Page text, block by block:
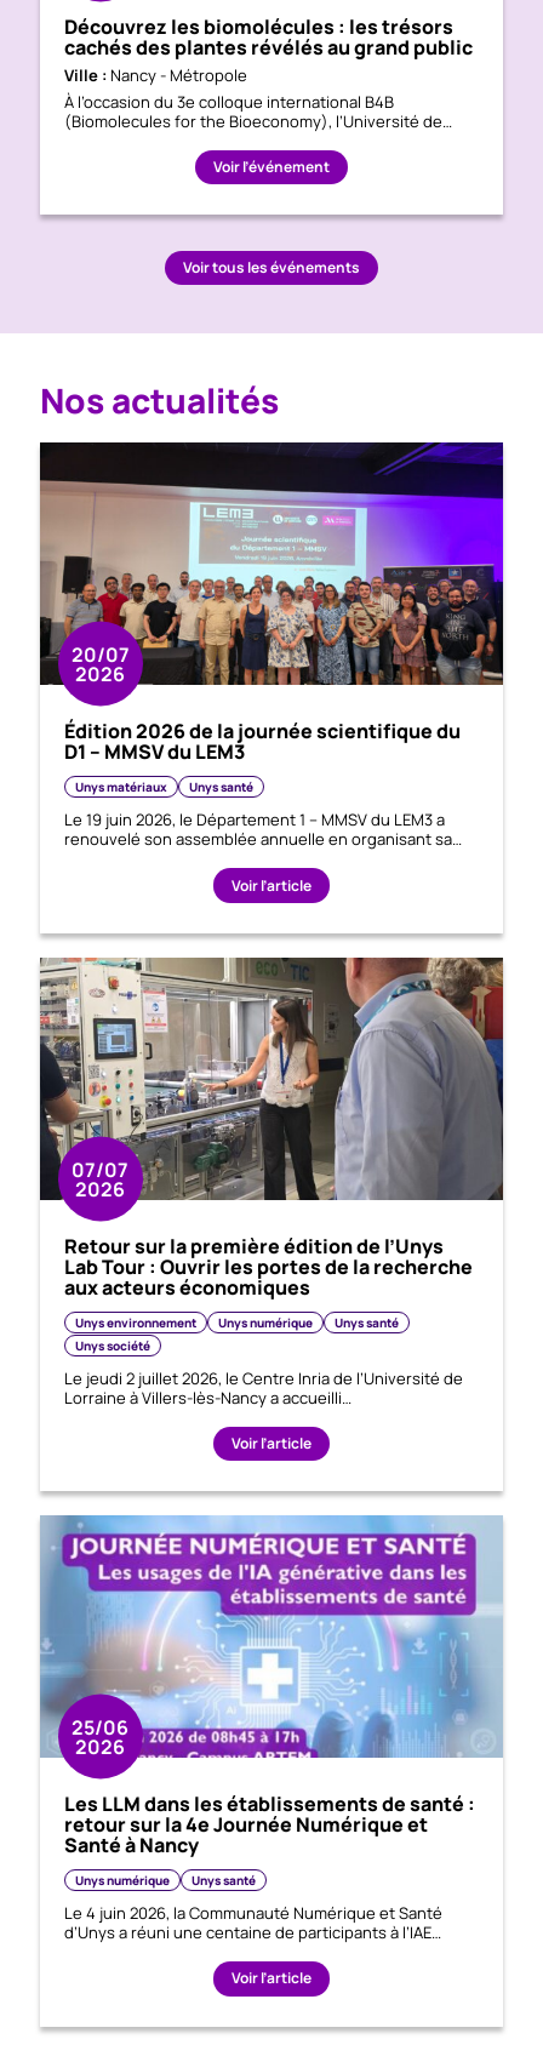
Découvrez les biomolécules : les trésors
cachés des plantes révélés au grand public
Ville : Nancy - Métropole
À l’occasion du 3e colloque international B4B
(Biomolecules for the Bioeconomy), l’Université de…
Voir l’événement
Voir tous les événements
Nos actualités
20/07
2026
Édition 2026 de la journée scientifique du
D1 – MMSV du LEM3
Unys matériaux Unys santé
Le 19 juin 2026, le Département 1 – MMSV du LEM3 a
renouvelé son assemblée annuelle en organisant sa…
Voir l’article
07/07
2026
Retour sur la première édition de l’Unys
Lab Tour : Ouvrir les portes de la recherche
aux acteurs économiques
Unys environnement Unys numérique
Unys santé
Unys société
Le jeudi 2 juillet 2026, le Centre Inria de l’Université de
Lorraine à Villers-lès-Nancy a accueilli…
Voir l’article
25/06
2026
Les LLM dans les établissements de santé :
retour sur la 4e Journée Numérique et
Santé à Nancy
Unys numérique Unys santé
Le 4 juin 2026, la Communauté Numérique et Santé
d’Unys a réuni une centaine de participants à l’IAE…
Voir l’article